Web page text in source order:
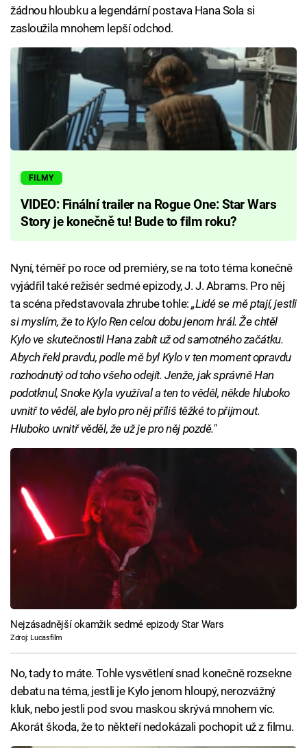
žádnou hloubku a legendární postava Hana Sola si
zasloužila mnohem lepší odchod.
FILMY
VIDEO: Finální trailer na Rogue One: Star Wars
Story je konečně tu! Bude to film roku?
Nyní, téměř po roce od premiéry, se na toto téma konečně
vyjádřil také režisér sedmé epizody, J. J. Abrams. Pro něj
ta scéna představovala zhrube tohle:„Lidé se mě ptají, jestli
si myslím, že to Kylo Ren celou dobu jenom hrál. Že chtěl
Kylo ve skutečnostil Hana zabít už od samotného začátku.
Abych řekl pravdu, podle mě byl Kylo v ten moment opravdu
rozhodnutý od toho všeho odejít. Jenže, jak správně Han
podotknul, Snoke Kyla využíval a ten to věděl, někde hluboko
uvnitř to věděl, ale bylo pro něj příliš těžké to přijmout.
Hluboko uvnitř věděl, že už je pro něj pozdě."
Nejzásadnější okamžik sedmé epizody Star Wars
Zdroj: Lucasfilm
No, tady to máte. Tohle vysvětlení snad konečně rozsekne
debatu na téma, jestli je Kylo jenom hloupý, nerozvážný
kluk, nebo jestli pod svou maskou skrývá mnohem víc.
Akorát škoda, že to někteří nedokázali pochopit už z filmu.